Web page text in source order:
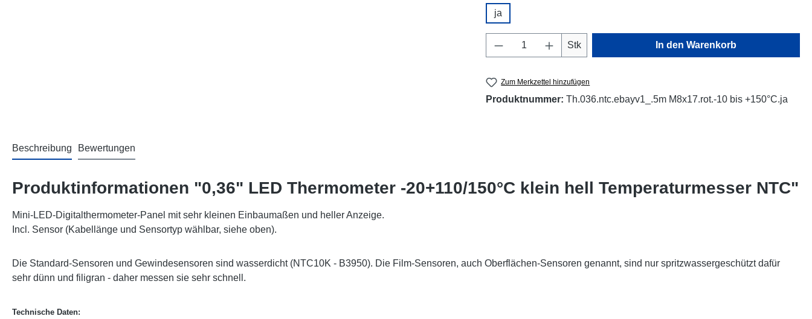
ja
Produkt Anzahl: Gib den gewünschten Wert ein
Stk In den Warenkorb
Zum Merkzettel hinzufügen
Produktnummer: Th.036.ntc.ebayv1_.5m M8x17.rot.-10 bis +150°C.ja
Beschreibung Bewertungen
Produktinformationen "0,36" LED Thermometer -20+110/150°C klein hell Temperaturmesser NTC"
Mini-LED-Digitalthermometer-Panel mit sehr kleinen Einbaumaßen und heller Anzeige.
Incl. Sensor (Kabellänge und Sensortyp wählbar, siehe oben).
Die Standard-Sensoren und Gewindesensoren sind wasserdicht (NTC10K - B3950). Die Film-Sensoren, auch Oberflächen-Sensoren genannt, sind nur spritzwassergeschützt dafür
sehr dünn und filigran - daher messen sie sehr schnell.
Technische Daten: